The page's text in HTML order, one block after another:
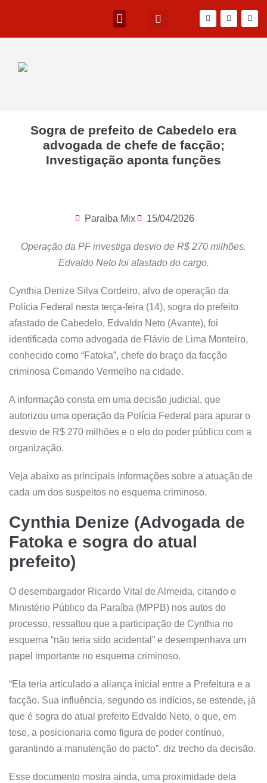
Sogra de prefeito de Cabedelo era
advogada de chefe de facção;
Investigação aponta funções
Paraíba Mix 15/04/2026
Operação da PF investiga desvio de R$ 270 milhões.
Edvaldo Neto foi afastado do cargo.
Cynthia Denize Silva Cordeiro, alvo de operação da
Polícia Federal nesta terça-feira (14), sogra do prefeito
afastado de Cabedelo, Edvaldo Neto (Avante), foi
identificada como advogada de Flávio de Lima Monteiro,
conhecido como “Fatoka”, chefe do braço da facção
criminosa Comando Vermelho na cidade.
A informação consta em uma decisão judicial, que
autorizou uma operação da Polícia Federal para apurar o
desvio de R$ 270 milhões e o elo do poder público com a
organização.
Veja abaixo as principais informações sobre a atuação de
cada um dos suspeitos no esquema criminoso.
Cynthia Denize (Advogada de
Fatoka e sogra do atual
prefeito)
O desembargador Ricardo Vital de Almeida, citando o
Ministério Público da Paraíba (MPPB) nos autos do
processo, ressaltou que a participação de Cynthia no
esquema “não teria sido acidental” e desempenhava um
papel importante no esquema criminoso.
“Ela teria articulado a aliança inicial entre a Prefeitura e a
facção. Sua influência, segundo os indícios, se estende, já
que é sogra do atual prefeito Edvaldo Neto, o que, em
tese, a posicionaria como figura de poder contínuo,
garantindo a manutenção do pacto”, diz trecho da decisão.
Esse documento mostra ainda, uma proximidade dela